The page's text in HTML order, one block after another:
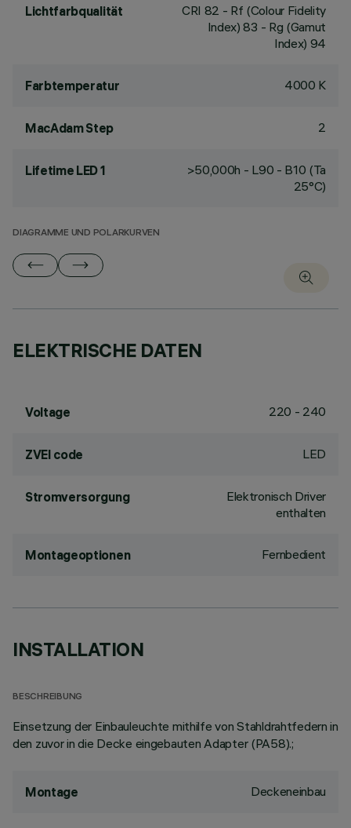
Lichtfarbqualität CRI 82 - Rf (Colour Fidelity
Index) 83 - Rg (Gamut
Index) 94
Farbtemperatur 4000 K
MacAdam Step 2
Lifetime LED 1
>50,000h - L90 - B10 (Ta
25°C)
DIAGRAMME UND POLARKURVEN
ELEKTRISCHE DATEN
Voltage 220 - 240
ZVEI code LED
Stromversorgung
Elektronisch Driver
enthalten
Montageoptionen Fernbedient
INSTALLATION
BESCHREIBUNG
Einsetzung der Einbauleuchte mithilfe von Stahldrahtfedern in
den zuvor in die Decke eingebauten Adapter (PA58).;
Montage Deckeneinbau